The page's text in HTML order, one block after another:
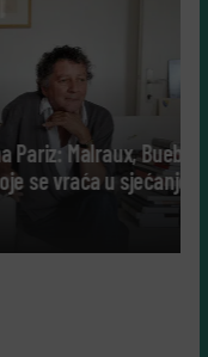
Malraux, Bueb i
u sjećanje